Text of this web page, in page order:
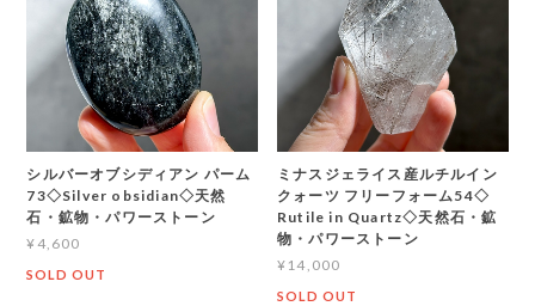
シルバーオブシディアン パーム
73◇Silver obsidian◇天然
石・鉱物・パワーストーン
¥4,600
SOLD OUT
ミナスジェライス産ルチルイン
クォーツ フリーフォーム54◇
Rutile in Quartz◇天然石・鉱
物・パワーストーン
¥14,000
SOLD OUT